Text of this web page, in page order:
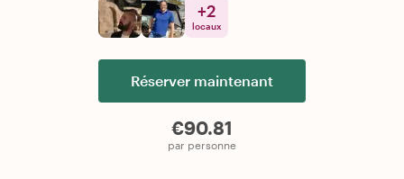
Réserver maintenant
€90.81
par personne
+2
locaux